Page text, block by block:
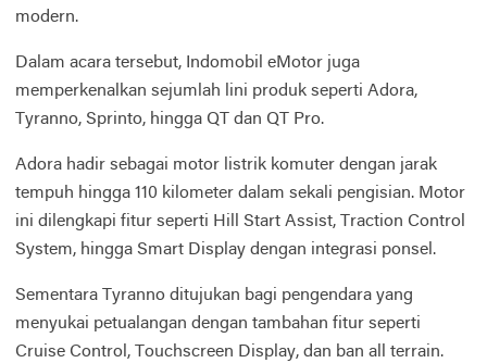
modern.
Dalam acara tersebut, Indomobil eMotor juga
memperkenalkan sejumlah lini produk seperti Adora,
Tyranno, Sprinto, hingga QT dan QT Pro.
Adora hadir sebagai motor listrik komuter dengan jarak
tempuh hingga 110 kilometer dalam sekali pengisian. Motor
ini dilengkapi fitur seperti Hill Start Assist, Traction Control
System, hingga Smart Display dengan integrasi ponsel.
Sementara Tyranno ditujukan bagi pengendara yang
menyukai petualangan dengan tambahan fitur seperti
Cruise Control, Touchscreen Display, dan ban all terrain.